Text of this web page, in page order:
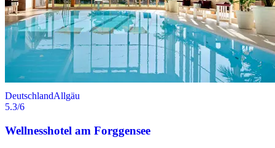
DeutschlandAllgäu
5.3/6
Wellnesshotel am Forggensee